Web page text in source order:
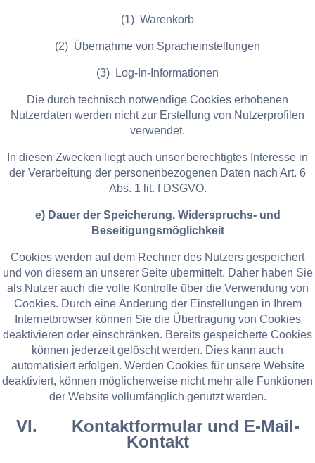
(1) Warenkorb
(2) Übernahme von Spracheinstellungen
(3) Log-In-Informationen
Die durch technisch notwendige Cookies erhobenen
Nutzerdaten werden nicht zur Erstellung von Nutzerprofilen
verwendet.
In diesen Zwecken liegt auch unser berechtigtes Interesse in
der Verarbeitung der personenbezogenen Daten nach Art. 6
Abs. 1 lit. f DSGVO.
e) Dauer der Speicherung, Widerspruchs- und
Beseitigungsmöglichkeit
Cookies werden auf dem Rechner des Nutzers gespeichert
und von diesem an unserer Seite übermittelt. Daher haben Sie
als Nutzer auch die volle Kontrolle über die Verwendung von
Cookies. Durch eine Änderung der Einstellungen in Ihrem
Internetbrowser können Sie die Übertragung von Cookies
deaktivieren oder einschränken. Bereits gespeicherte Cookies
können jederzeit gelöscht werden. Dies kann auch
automatisiert erfolgen. Werden Cookies für unsere Website
deaktiviert, können möglicherweise nicht mehr alle Funktionen
der Website vollumfänglich genutzt werden.
VI. Kontaktformular und E-Mail-
Kontakt